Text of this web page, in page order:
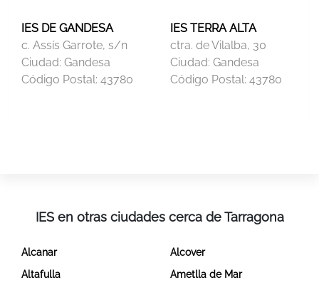
IES DE GANDESA
c. Assís Garrote, s/n
Ciudad: Gandesa
Código Postal: 43780
IES TERRA ALTA
ctra. de Vilalba, 30
Ciudad: Gandesa
Código Postal: 43780
IES en otras ciudades cerca de Tarragona
Alcanar
Alcover
Altafulla
Ametlla de Mar